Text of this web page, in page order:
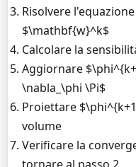
Risolvere
$\mathbf{w}^k$
Calcolare la
Aggiornare
\nabla_\phi \Pi$
Proiettare
volume
Verificare la